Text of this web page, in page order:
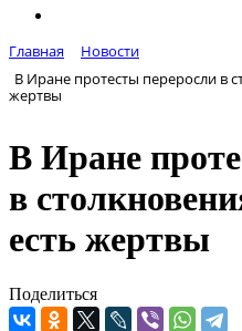
Главная
Новости
В Иране протесты переросли в
жертвы
В Иране
в
есть жертвы
Поделиться